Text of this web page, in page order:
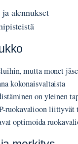
alennukset
mutta monet
kokonaisvaltaista
on yleinen
ruokavalioon liittyvät
optimoida